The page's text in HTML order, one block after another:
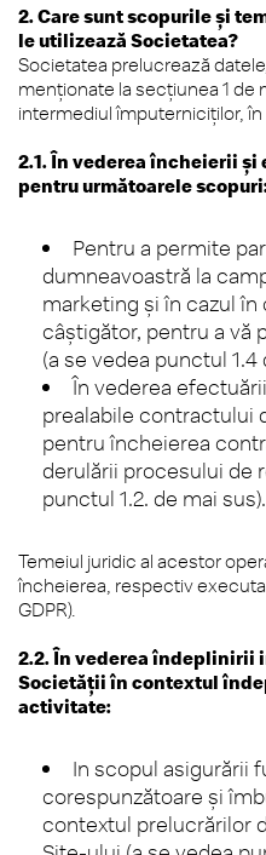
2. Care sunt scopurile și
le utilizează Societatea?
Societatea prelucrează
menționate la secțiunea 1 de
intermediul împuterniciților,
2.1. În vederea încheierii
pentru următoarele
Pentru a permite
dumneavoastră la
marketing și în cazul
câștigător, pentru a vă
(a se vedea punctul 1.4
În vederea
prealabile contractului
pentru încheierea
derulării procesului de
punctul 1.2. de mai sus).
Temeiul juridic al acestor
încheierea, respectiv
GDPR).
2.2. În vederea îndeplinirii
Societății în contextul
activitate:
In scopul asigurării
corespunzătoare și
contextul prelucrărilor